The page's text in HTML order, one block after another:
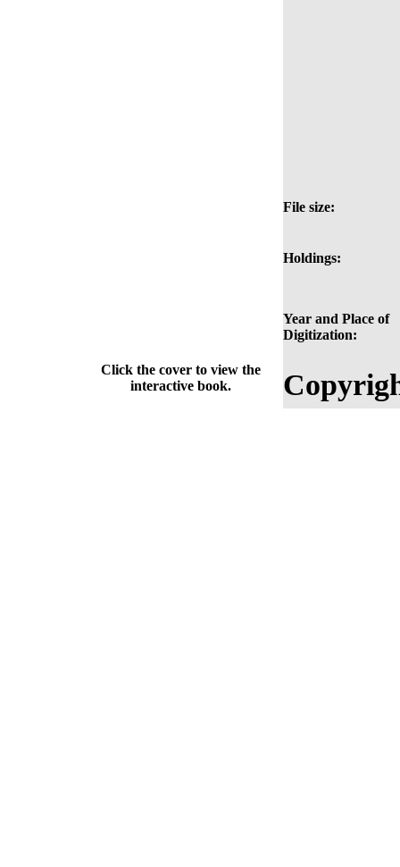
File size:
Holdings:
Year and Place of
Digitization:
Click the cover to view the
interactive book.